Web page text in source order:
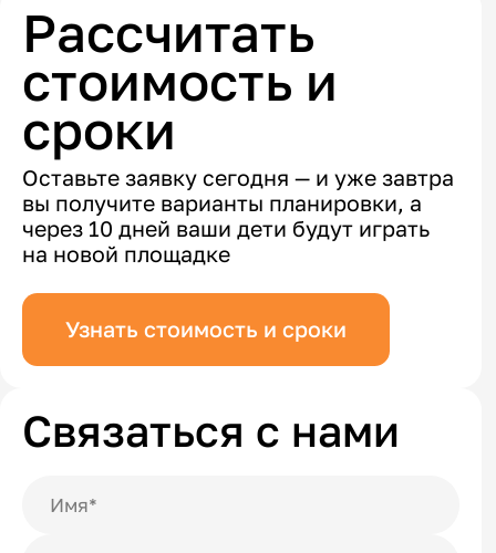
Рассчитать
стоимость и
сроки
Оставьте заявку сегодня — и уже завтра
вы получите варианты планировки, а
через 10 дней ваши дети будут играть
на новой площадке
Узнать стоимость и сроки
Связаться с нами